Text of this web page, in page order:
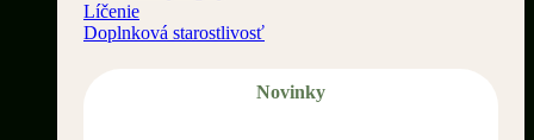
Líčenie
Doplnková starostlivosť
Novinky